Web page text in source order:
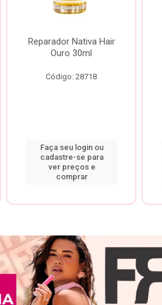
Reparador Nativa Hair
Ouro 30ml
Código: 28718
Faça seu login ou
cadastre-se para
ver preços e
comprar